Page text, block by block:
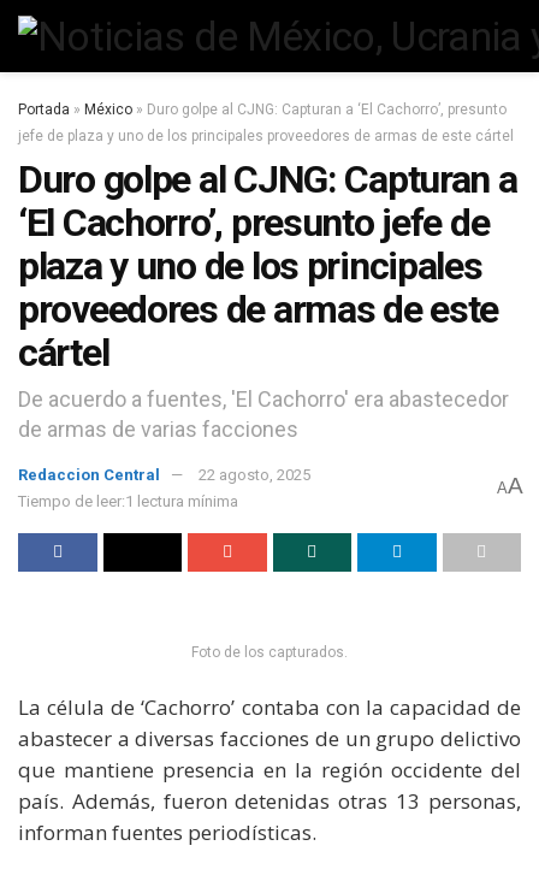
Portada » México » Duro golpe al CJNG: Capturan a ‘El Cachorro’, presunto
jefe de plaza y uno de los principales proveedores de armas de este cártel
Duro golpe al CJNG: Capturan a
‘El Cachorro’, presunto jefe de
plaza y uno de los principales
proveedores de armas de este
cártel
De acuerdo a fuentes, 'El Cachorro' era abastecedor
de armas de varias facciones
Redaccion Central
22 agosto, 2025
Tiempo de leer:1 lectura mínima
AA
Foto de los capturados.
La célula de ‘Cachorro’ contaba con la capacidad de
abastecer a diversas facciones de un grupo delictivo
que mantiene presencia en la región occidente del
país. Además, fueron detenidas otras 13 personas,
informan fuentes periodísticas.